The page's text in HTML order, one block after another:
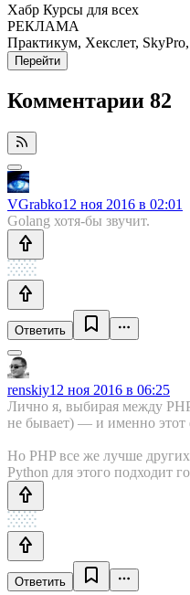
Хабр Курсы для всех
РЕКЛАМА
Практикум, Хекслет,
Перейти
Комментарии 82
VGrabko12 ноя 2016 в 02:01
Golang хотя-бы звучит.
Ответить
renskiy12 ноя 2016 в 06:25
Лично я, выбирая между
не бывает) — и именно этот
Но PHP все же лучше
Python для этого подходит
Ответить